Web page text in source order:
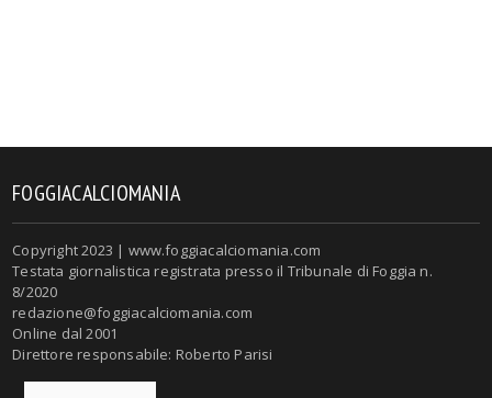
FOGGIACALCIOMANIA
Copyright 2023 | www.foggiacalciomania.com
Testata giornalistica registrata presso il Tribunale di Foggia n.
8/2020
redazione@foggiacalciomania.com
Online dal 2001
Direttore responsabile: Roberto Parisi